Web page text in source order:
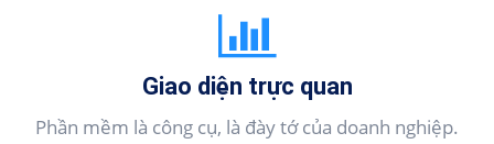
Giao diện trực quan
Phần mềm là công cụ, là đày tớ của doanh nghiệp.